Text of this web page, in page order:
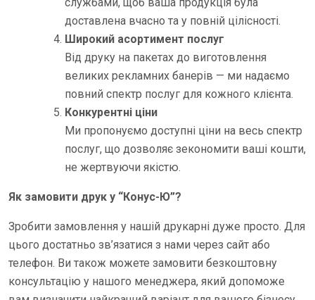
доставлена вчасно та у повній цілісності.
Широкий асортимент послуг
Від друку на пакетах до виготовлення
великих рекламних банерів — ми надаємо
повний спектр послуг для кожного клієнта.
Конкурентні ціни
Ми пропонуємо доступні ціни на весь спектр
послуг, що дозволяє зекономити ваші кошти,
не жертвуючи якістю.
Як замовити друк у “Конус-Ю”?
Зробити замовлення у нашій друкарні дуже просто. Для
цього достатньо зв’язатися з нами через сайт або
телефон. Ви також можете замовити безкоштовну
консультацію у нашого менеджера, який допоможе